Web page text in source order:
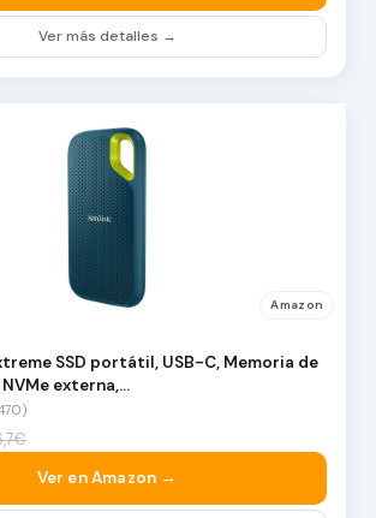
Ver más detalles →
Amazon
SSD portátil, USB-C, Memoria de
externa,…
Ver en Amazon →